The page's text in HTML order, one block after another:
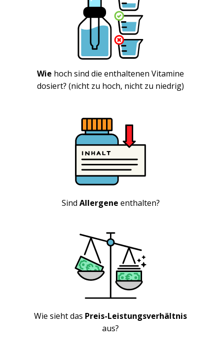
Wie hoch sind die enthaltenen Vitamine
dosiert? (nicht zu hoch, nicht zu niedrig)
Sind Allergene enthalten?
Wie sieht das Preis-Leistungsverhältnis
aus?